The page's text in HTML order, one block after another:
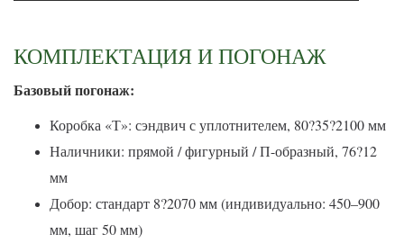
КОМПЛЕКТАЦИЯ И ПОГОНАЖ
Базовый погонаж:
Коробка «Т»: сэндвич с уплотнителем, 80?35?2100 мм
Наличники: прямой / фигурный / П-образный, 76?12
мм
Добор: стандарт 8?2070 мм (индивидуально: 450–900
мм, шаг 50 мм)